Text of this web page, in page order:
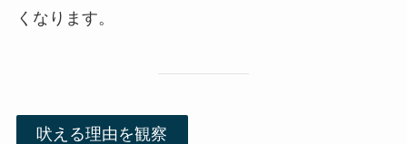
くなります。
吠える理由を観察